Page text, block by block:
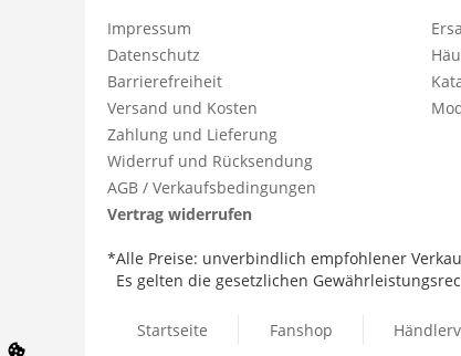
Impressum
Datenschutz
Barrierefreiheit
Versand und Kosten
Zahlung und Lieferung
Widerruf und Rücksendung
AGB / Verkaufsbedingungen
Vertrag widerrufen
*Alle Preise: unverbindlich empfohlener
Es gelten die gesetzlichen
Startseite Fanshop